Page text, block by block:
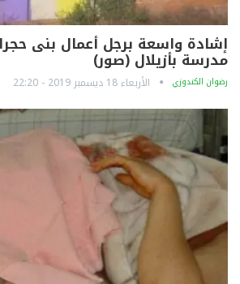
إشادة واسعة برجل أعمال بنى
مدرسة بأزيلال (صور)
رضوان الكندوزي الأربعاء 18 ديسمبر 2019 - 22:20